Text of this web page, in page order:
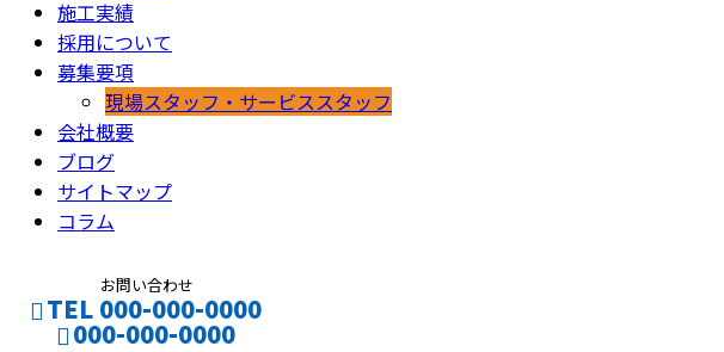
施工実績
採用について
募集要項
現場スタッフ・サービススタッフ
会社概要
ブログ
サイトマップ
コラム
お問い合わせ
TEL 000-000-0000
000-000-0000